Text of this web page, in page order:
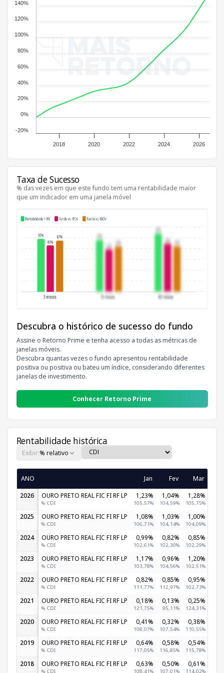
2018 2020 2022 2024 2026
-20%
0%
20%
40%
60%
80%
100%
120%
140%
Taxa de Sucesso
% das vezes em que este fundo tem uma rentabilidade maior
que um indicador em uma janela móvel
Descubra o histórico de sucesso do fundo
Assine o Retorno Prime e tenha acesso a todas as métricas de
janelas móveis.
Descubra quantas vezes o fundo apresentou rentabilidade
positiva ou positiva ou bateu um índice, considerando diferentes
janelas de investimento.
Conhecer Retorno Prime
Rentabilidade histórica
Exibir:% relativo
ANO Jan Fev Mar
2026
OURO PRETO REAL FIC FI RF LP
% CDI
1,23%
105,57%
1,04%
104,59%
1,28%
105,75%
2025 OURO PRETO REAL FIC FI RF LP
% CDI
1,08%
106,71%
1,03%
104,14%
1,00%
104,09%
2024 OURO PRETO REAL FIC FI RF LP
% CDI
0,99%
102,61%
0,82%
102,30%
0,85%
102,29%
2023 OURO PRETO REAL FIC FI RF LP
% CDI
1,17%
103,78%
0,96%
104,56%
1,20%
102,51%
2022 OURO PRETO REAL FIC FI RF LP
% CDI
0,82%
111,77%
0,85%
112,97%
0,95%
102,73%
2021 OURO PRETO REAL FIC FI RF LP
% CDI
0,18%
121,75%
0,13%
95,11%
0,25%
124,31%
2020 OURO PRETO REAL FIC FI RF LP
% CDI
0,41%
108,07%
0,32%
107,54%
0,38%
110,55%
2019 OURO PRETO REAL FIC FI RF LP
% CDI
0,64%
117,05%
0,58%
116,85%
0,54%
115,78%
2018 OURO PRETO REAL FIC FI RF LP
% CDI
0,63%
108,41%
0,50%
107,01%
0,61%
114,02%